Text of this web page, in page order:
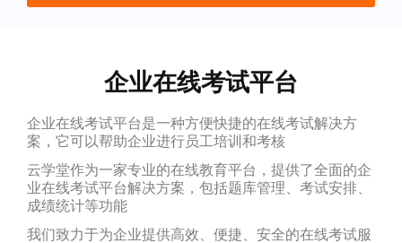
企业在线考试平台
企业在线考试平台是一种方便快捷的在线考试解决方
案，它可以帮助企业进行员工培训和考核
云学堂作为一家专业的在线教育平台，提供了全面的企
业在线考试平台解决方案，包括题库管理、考试安排、
成绩统计等功能
我们致力于为企业提供高效、便捷、安全的在线考试服